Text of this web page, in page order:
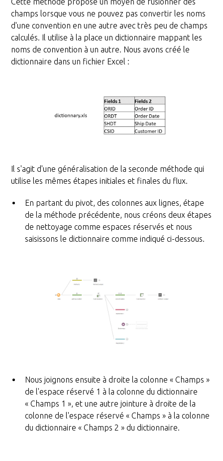
champs lorsque vous ne pouvez pas convertir les noms
d'une convention en une autre avec très peu de champs
calculés. Il utilise à la place un dictionnaire mappant les
noms de convention à un autre. Nous avons créé le
dictionnaire dans un fichier Excel :
Il s'agit d'une généralisation de la seconde méthode qui
utilise les mêmes étapes initiales et finales du flux.
En partant du pivot, des colonnes aux lignes, étape
de la méthode précédente, nous créons deux étapes
de nettoyage comme espaces réservés et nous
saisissons le dictionnaire comme indiqué ci-dessous.
Nous joignons ensuite à droite la colonne « Champs »
de l'espace réservé 1 à la colonne du dictionnaire
« Champs 1 », et une autre jointure à droite de la
colonne de l'espace réservé « Champs » à la colonne
du dictionnaire « Champs 2 » du dictionnaire.